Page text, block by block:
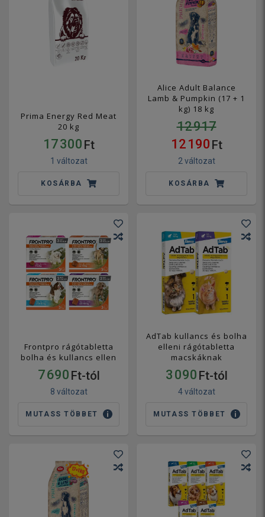
Prima Energy Red Meat
20 kg
17 300 Ft
1 változat
KOSÁRBA
Alice Adult Balance
Lamb & Pumpkin (17 + 1
kg) 18 kg
12 917
12 190 Ft
2 változat
KOSÁRBA
Frontpro rágótabletta
bolha és kullancs ellen
7 690 Ft-tól
8 változat
MUTASS TÖBBET
AdTab kullancs és bolha
elleni rágótabletta
macskáknak
3 090 Ft-tól
4 változat
MUTASS TÖBBET